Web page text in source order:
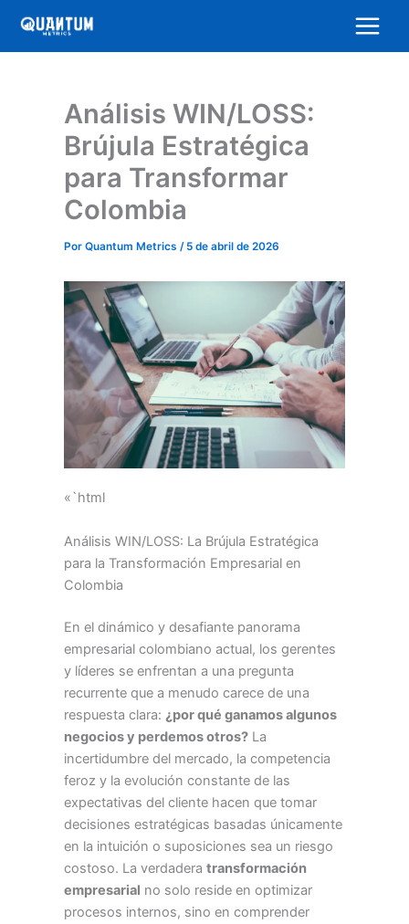
contenido
Análisis WIN/LOSS:
Brújula Estratégica
para Transformar
Colombia
Por Quantum Metrics / 5 de abril de 2026
«`html
Análisis WIN/LOSS: La Brújula Estratégica
para la Transformación Empresarial en
Colombia
En el dinámico y desafiante panorama
empresarial colombiano actual, los gerentes
y líderes se enfrentan a una pregunta
recurrente que a menudo carece de una
respuesta clara: ¿por qué ganamos algunos
negocios y perdemos otros? La
incertidumbre del mercado, la competencia
feroz y la evolución constante de las
expectativas del cliente hacen que tomar
decisiones estratégicas basadas únicamente
en la intuición o suposiciones sea un riesgo
costoso. La verdadera transformación
empresarial no solo reside en optimizar
procesos internos, sino en comprender